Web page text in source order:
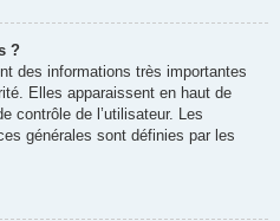
?
des informations très importantes
Elles apparaissent en haut de
contrôle de l’utilisateur. Les
générales sont définies par les